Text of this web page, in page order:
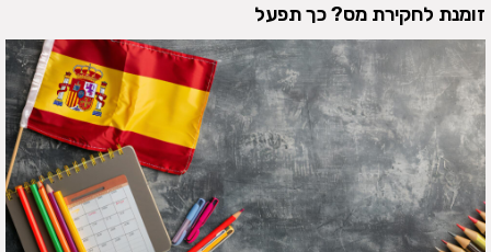
זומנת לחקירת מס? כך תפעל